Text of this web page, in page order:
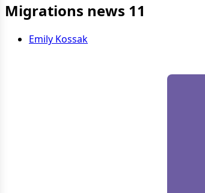
Migrations news 11
Emily Kossak